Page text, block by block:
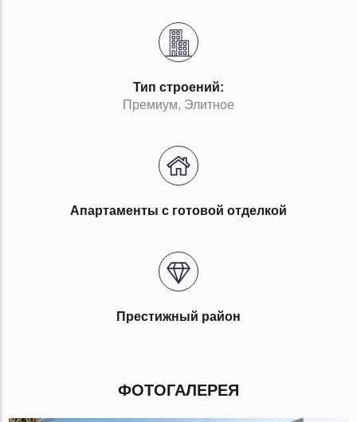
Тип строений:
Премиум, Элитное
Апартаменты с готовой отделкой
Престижный район
ФОТОГАЛЕРЕЯ